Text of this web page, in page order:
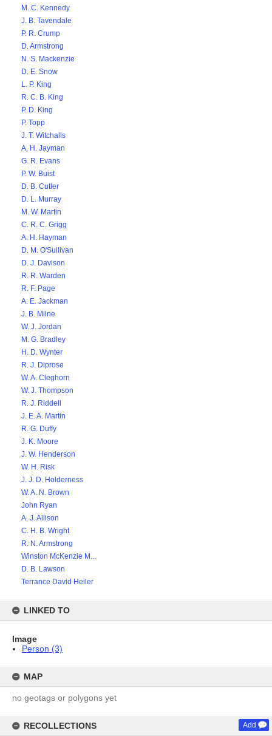
M. C. Kennedy
J. B. Tavendale
P. R. Crump
D. Armstrong
N. S. Mackenzie
D. E. Snow
L. P. King
R. C. B. King
P. D. King
P. Topp
J. T. Witchalls
A. H. Jayman
G. R. Evans
P. W. Buist
D. B. Cutler
D. L. Murray
M. W. Martin
C. R. C. Grigg
A. H. Hayman
D. M. O'Sullivan
D. J. Davison
R. R. Warden
R. F. Page
A. E. Jackman
J. B. Milne
W. J. Jordan
M. G. Bradley
H. D. Wynter
R. J. Diprose
W. A. Cleghorn
W. J. Thompson
R. J. Riddell
J. E. A. Martin
R. G. Duffy
J. K. Moore
J. W. Henderson
W. H. Risk
J. J. D. Holderness
W. A. N. Brown
John Ryan
A. J. Allison
C. H. B. Wright
R. N. Armstrong
Winston McKenzie M...
D. B. Lawson
Terrance David Heiler
LINKED TO
Image
Person (3)
MAP
no geotags or polygons yet
RECOLLECTIONS Add